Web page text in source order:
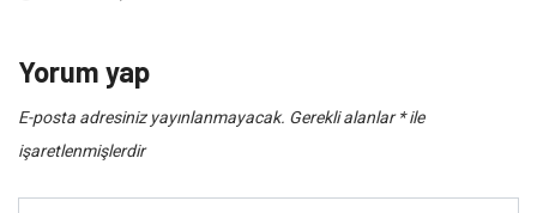
Yorum yap
E-posta adresiniz yayınlanmayacak. Gerekli alanlar*ile
işaretlenmişlerdir